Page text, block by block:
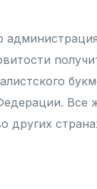
Все
других